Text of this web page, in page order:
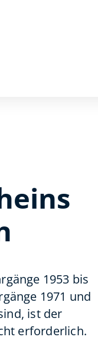
1953 bis
1971 und
ist der
erforderlich.